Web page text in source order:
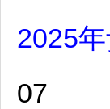
2025
07